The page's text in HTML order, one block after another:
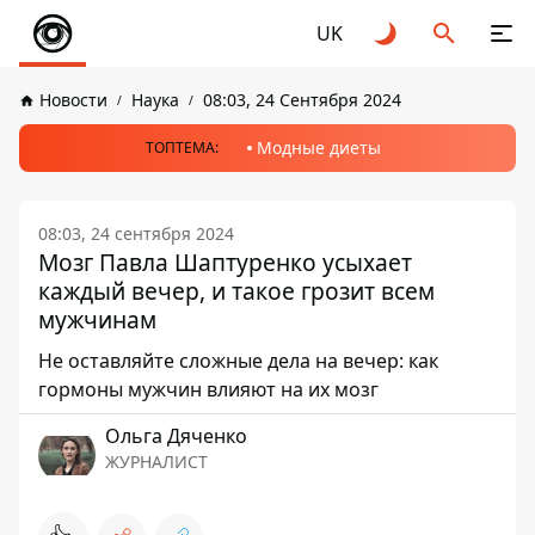
UK
Новости Наука 08:03, 24 Сентября 2024
ТОПТЕМА: Модные диеты
08:03, 24 сентября 2024
Мозг Павла Шаптуренко усыхает
каждый вечер, и такое грозит всем
мужчинам
Не оставляйте сложные дела на вечер: как
гормоны мужчин влияют на их мозг
Ольга Дяченко
ЖУРНАЛИСТ